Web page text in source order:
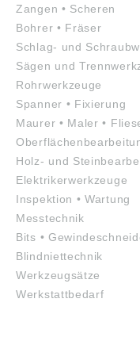
Zangen • Scheren
Bohrer • Fräser
Schlag- und
Sägen und
Rohrwerkzeuge
Spanner • Fixierung
Maurer • Maler •
Holz- und
Elektrikerwerkzeuge
Inspektion • Wartung
Messtechnik
Bits •
Blindniettechnik
Werkzeugsätze
Werkstattbedarf